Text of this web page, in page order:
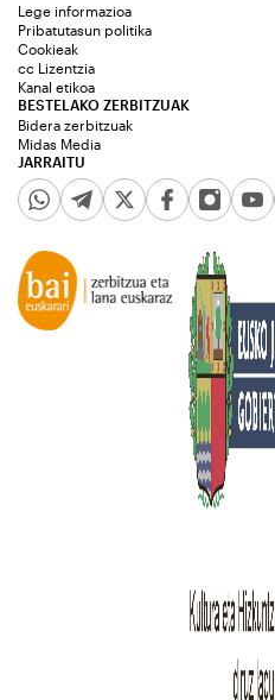
JARRAITU
Lege informazioa
Pribatutasun politika
Cookieak
cc Lizentzia
Kanal etikoa
BESTELAKO ZERBITZUAK
Bidera zerbitzuak
Midas Media